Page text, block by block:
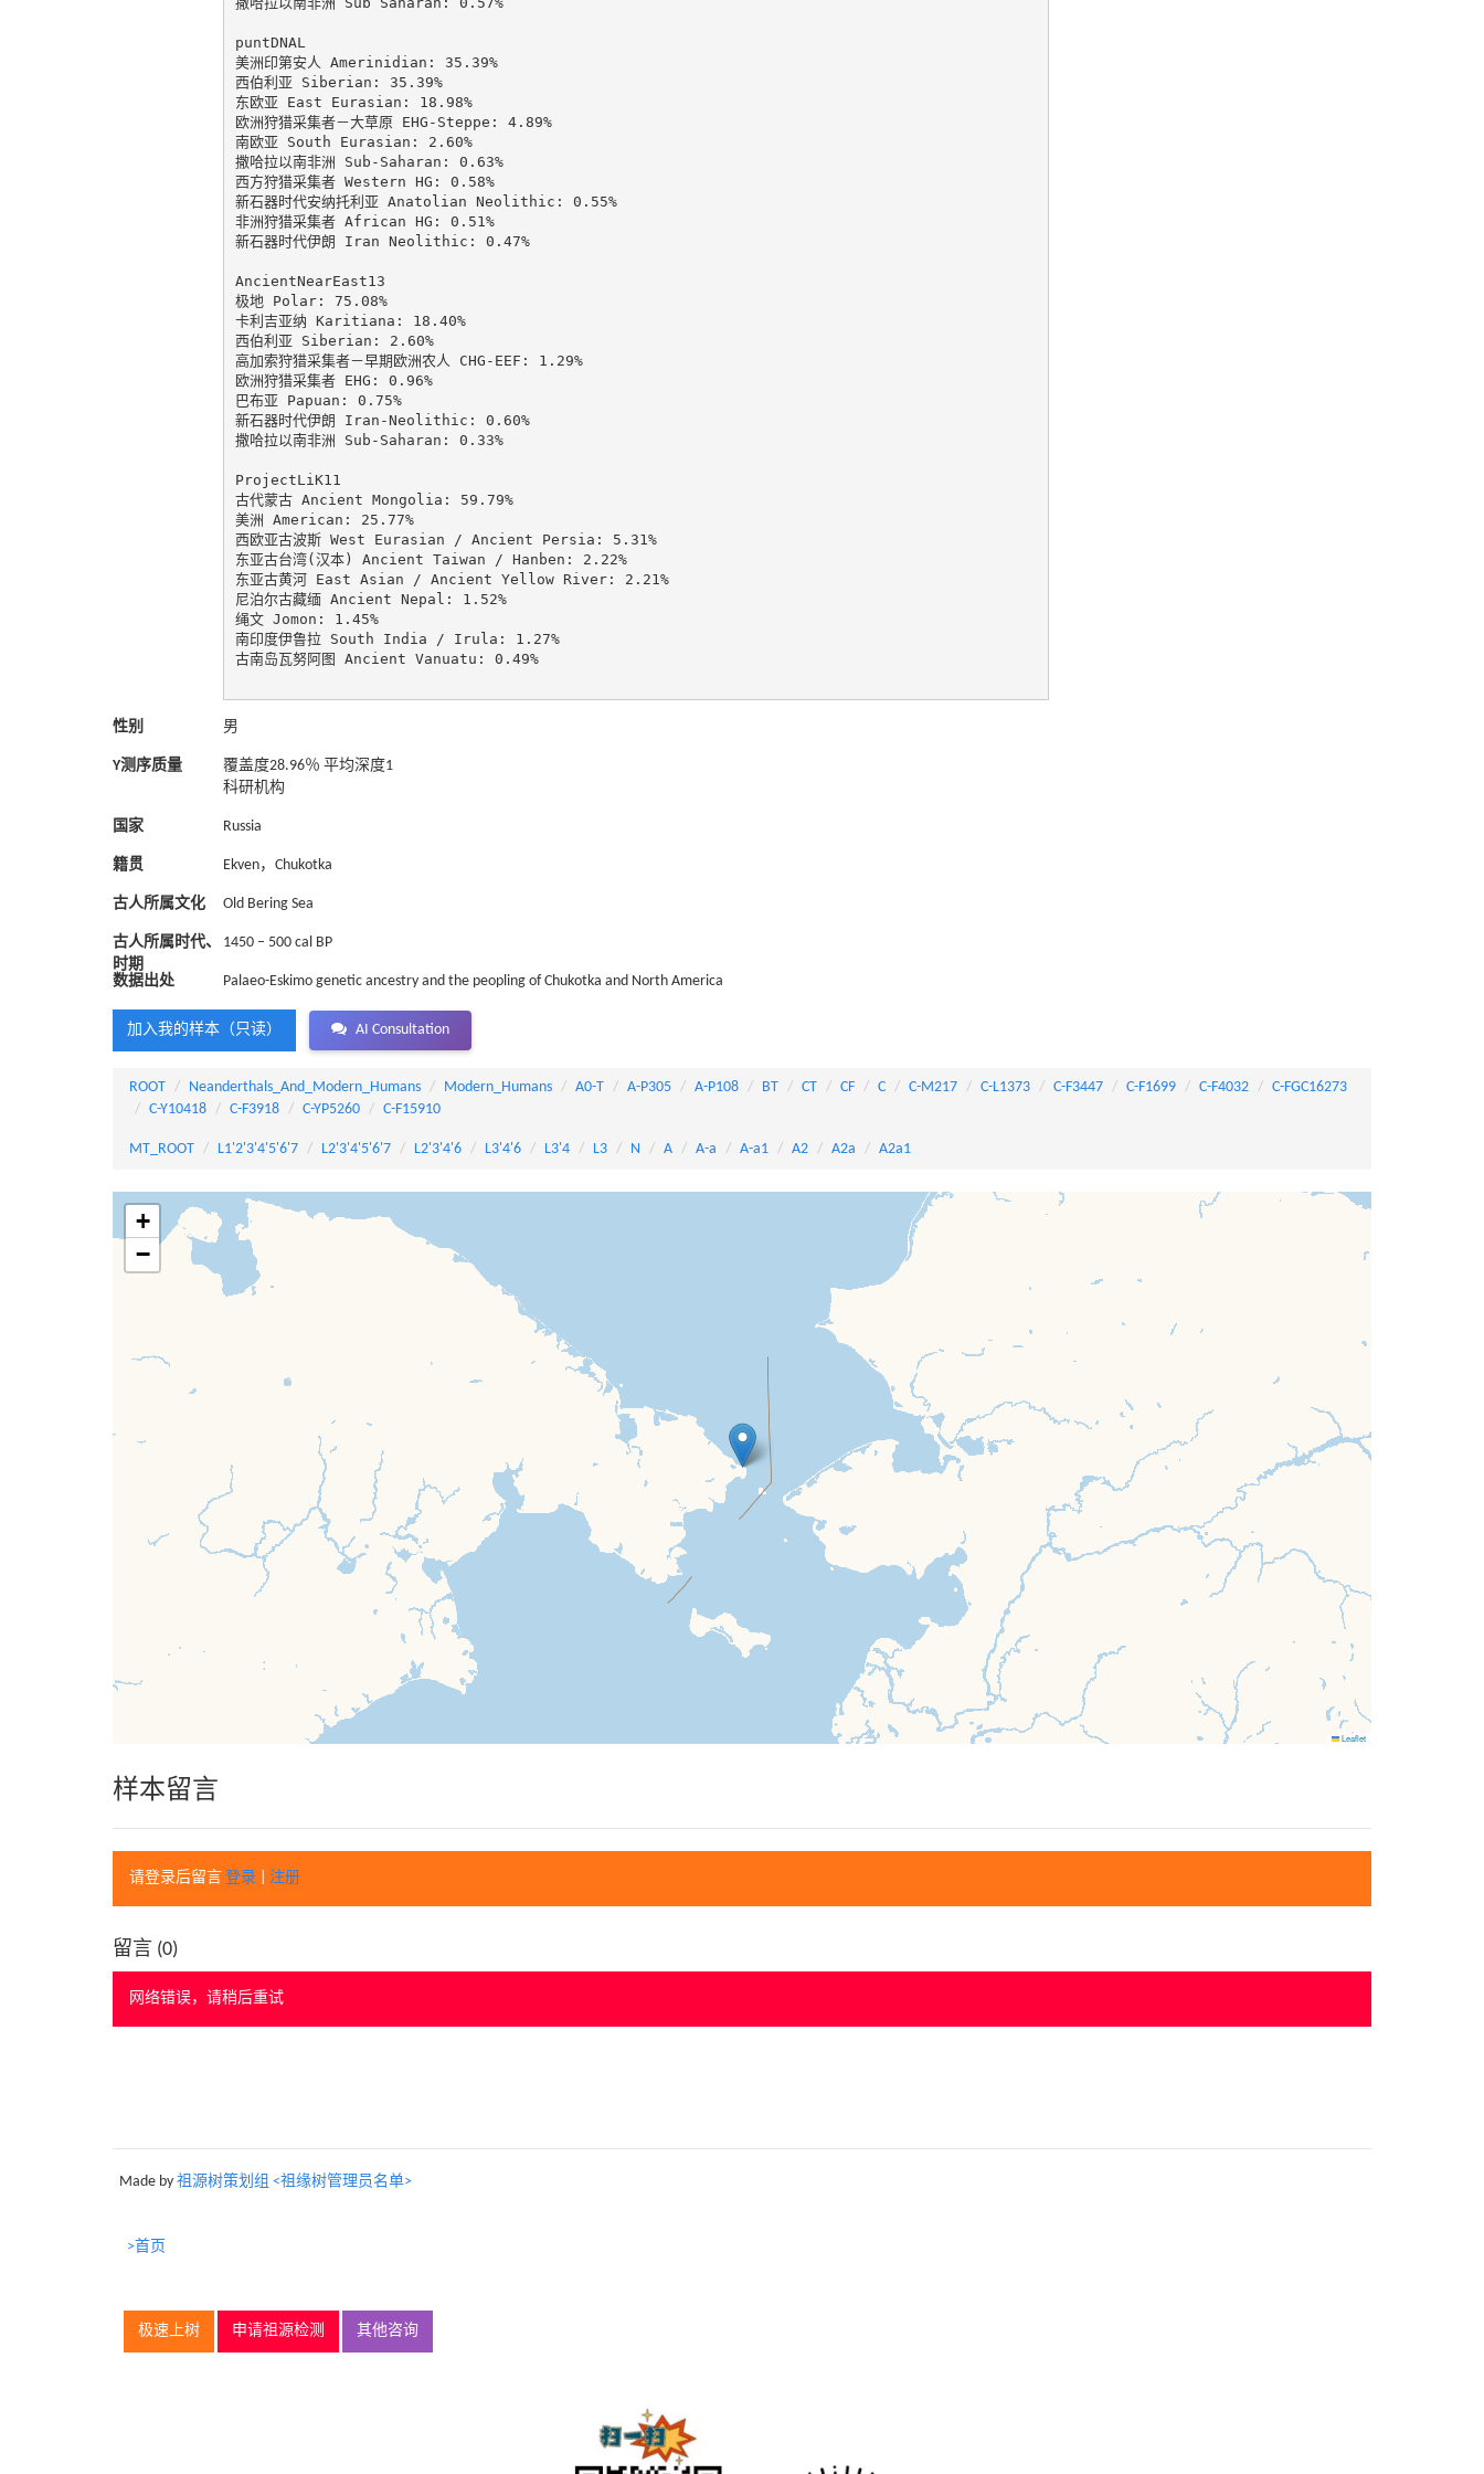
puntDNAL
美洲印第安人 Amerinidian: 35.39%
西伯利亚 Siberian: 35.39%
东欧亚 East Eurasian: 18.98%
欧洲狩猎采集者－大草原 EHG-Steppe: 4.89%
南欧亚 South Eurasian: 2.60%
撒哈拉以南非洲 Sub-Saharan: 0.63%
西方狩猎采集者 Western HG: 0.58%
新石器时代安纳托利亚 Anatolian Neolithic: 0.55%
非洲狩猎采集者 African HG: 0.51%
新石器时代伊朗 Iran Neolithic: 0.47%
AncientNearEast13
极地 Polar: 75.08%
卡利吉亚纳 Karitiana: 18.40%
西伯利亚 Siberian: 2.60%
高加索狩猎采集者－早期欧洲农人 CHG-EEF: 1.29%
欧洲狩猎采集者 EHG: 0.96%
巴布亚 Papuan: 0.75%
新石器时代伊朗 Iran-Neolithic: 0.60%
撒哈拉以南非洲 Sub-Saharan: 0.33%
ProjectLiK11
古代蒙古 Ancient Mongolia: 59.79%
美洲 American: 25.77%
西欧亚古波斯 West Eurasian / Ancient Persia: 5.31%
东亚古台湾(汉本) Ancient Taiwan / Hanben: 2.22%
东亚古黄河 East Asian / Ancient Yellow River: 2.21%
尼泊尔古藏缅 Ancient Nepal: 1.52%
绳文 Jomon: 1.45%
南印度伊鲁拉 South India / Irula: 1.27%
古南岛瓦努阿图 Ancient Vanuatu: 0.49%
性别 男
Y测序质量
覆盖度28.96％ 平均深度1
科研机构
国家 Russia
籍贯 Ekven，Chukotka
古人所属文化 Old Bering Sea
古人所属时代、
时期
1450 – 500 cal BP
数据出处 Palaeo-Eskimo genetic ancestry and the peopling of Chukotka and North America
加入我的样本（只读） AI Consultation
ROOT Neanderthals_And_Modern_Humans Modern_Humans A0-T A-P305 A-P108 BT CT CF C C-M217 C-L1373 C-F3447 C-F1699 C-F4032
C-FGC16273
C-Y10418
C-F3918 C-YP5260 C-F15910
MT_ROOT L1'2'3'4'5'6'7 L2'3'4'5'6'7 L2'3'4'6 L3'4'6 L3'4 L3 N A A-a A-a1 A2 A2a A2a1
+
−
Leaflet
样本留言
请登录后留言 登录 注册
留言 (0)
网络错误，请稍后重试
Made by 祖源树策划组 <祖缘树管理员名单>
>首页
极速上树 申请祖源检测 其他咨询